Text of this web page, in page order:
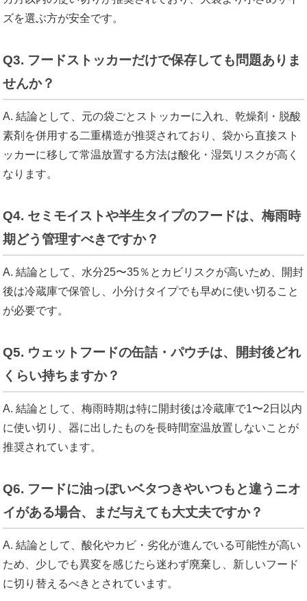
ズを選ぶ方が安全です。
Q3. フードストッカーだけで保存しても問題ありま
せんか？
A. 結論として、元の袋ごとストッカーに入れ、乾燥剤・脱酸
素剤を併用する二重構造が推奨されており、袋から直接スト
ッカーに移して常温放置する方法は酸化・湿気リスクが高く
なります。
Q4. セミモイストや半生タイプのフードは、梅雨時
期どう管理すべきですか？
A. 結論として、水分25〜35％とカビリスクが高いため、開封
後は冷蔵庫で保管し、小分けタイプでも早めに使い切ること
が必要です。
Q5. ウェットフードの缶詰・パウチは、開封後どれ
くらい持ちますか？
A. 結論として、梅雨時期は特に開封後は冷蔵庫で1〜2日以内
に使い切り、器に出したものを長時間室温放置しないことが
推奨されています。
Q6. フードに油っぽいベタつきやいつもと違うニオ
イがある場合、まだ与えても大丈夫ですか？
A. 結論として、酸化やカビ・劣化が進んでいる可能性が高い
ため、少しでも異変を感じたら迷わず廃棄し、新しいフード
に切り替えるべきとされています。